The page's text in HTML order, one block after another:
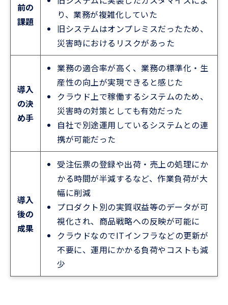
前の
課題
り、業務が複雑化していた
旧システムはオンプレミスだったため、
災害時におけるリスクがあった
導入
の決
め手
業務の適合率が高く、業務の標準化・生
産性の向上が実現できると感じた
クラウド上で稼働するシステムのため、
災害時の対策としても有効だった
自社で別途運用しているシステムとの連
携が可能だった
導入
後の
成果
受注伝票の登録や出荷・売上の処理にか
かる時間が半減するなど、作業負荷が大
幅に削減
プロダクト別の実質収益等のデータが可
視化され、商品戦略への反映が可能に
クラウドなのでITインフラなどの更新が
不要に、運用にかかる負荷やコストも減
少